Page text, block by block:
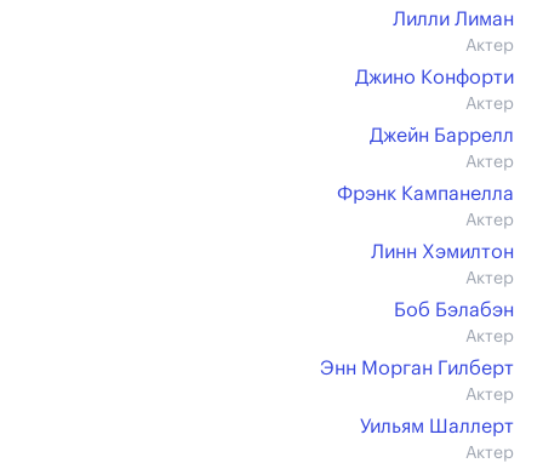
Лилли Лиман
Актер
Джино Конфорти
Актер
Джейн Баррелл
Актер
Фрэнк Кампанелла
Актер
Линн Хэмилтон
Актер
Боб Бэлабэн
Актер
Энн Морган Гилберт
Актер
Уильям Шаллерт
Актер